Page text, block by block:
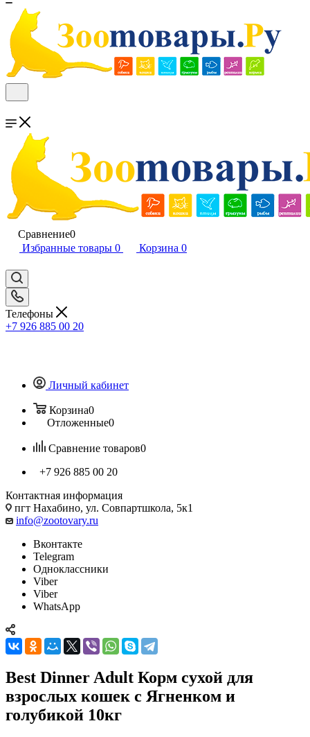
Сравнение0
Избранные товары 0 Корзина 0
Телефоны
+7 926 885 00 20
Личный кабинет
Корзина0
Отложенные0
Сравнение товаров0
+7 926 885 00 20
Контактная информация
пгт Нахабино, ул. Совпартшкола, 5к1
info@zootovary.ru
Вконтакте
Telegram
Одноклассники
Viber
Viber
WhatsApp
Best Dinner Adult Корм сухой для
взрослых кошек с Ягненком и
голубикой 10кг